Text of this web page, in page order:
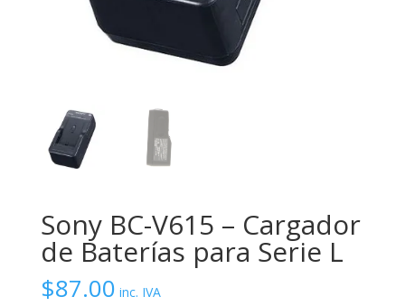
Sony BC-V615 – Cargador
de Baterías para Serie L
$87.00 inc. IVA